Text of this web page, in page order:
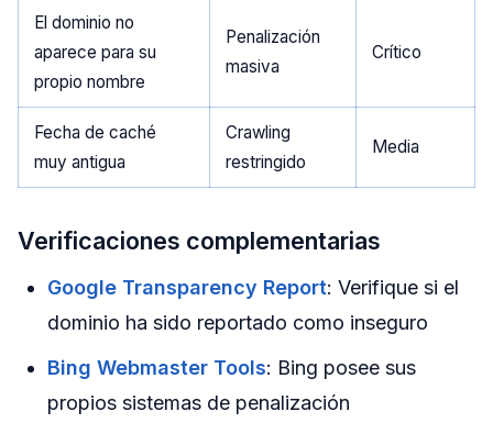
El dominio no
aparece para su
propio nombre
Penalización
masiva
Crítico
Fecha de caché
muy antigua
Crawling
restringido
Media
Verificaciones complementarias
Google Transparency Report: Verifique si el
dominio ha sido reportado como inseguro
Bing Webmaster Tools: Bing posee sus
propios sistemas de penalización